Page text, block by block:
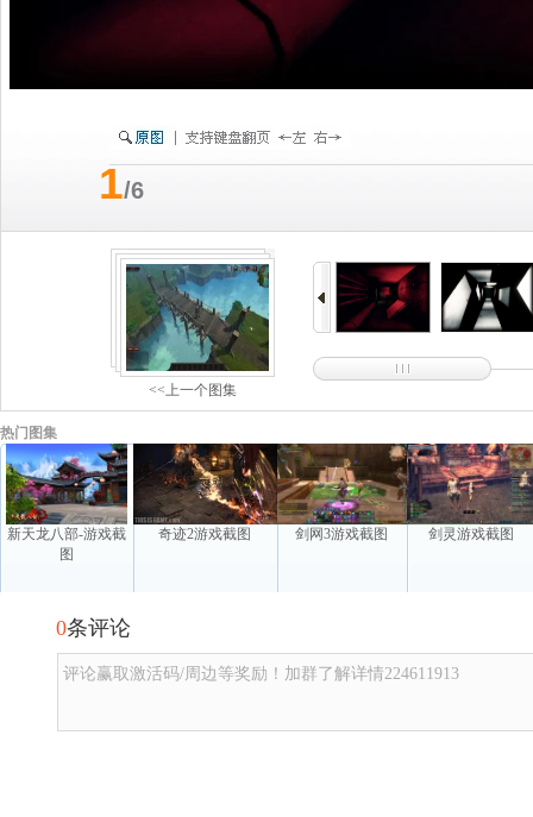
1/6
<<上一个图集
热门图集
新天龙八部-游戏截
图
奇迹2游戏截图 剑网3游戏截图 剑灵游戏截图
0条评论
评论赢取激活码/周边等奖励！加群了解详情224611913